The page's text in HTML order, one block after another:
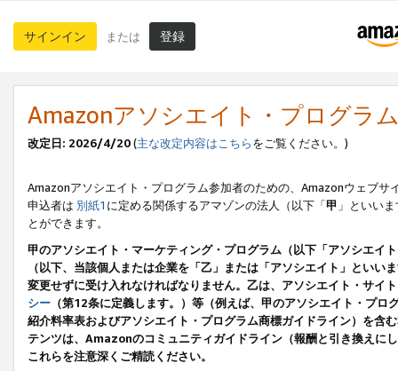
サインイン または 登録
Amazonアソシエイト・プログラ
改定日: 2026/4/20(主な改定内容はこちらをご覧ください。)
Amazonアソシエイト・プログラム参加者のための、Amazonウェブサ
申込者は 別紙1 に定める関係するアマゾンの法人（以下「甲 」といい
とができます。
甲のアソシエイト・マーケティング・プログラム（以下「アソシエイ
（以下、当該個人または企業を「乙」または「アソシエイト」とい
変更せずに受け入れなければなりません。乙は、アソシエイト・サイ
シー （第12条に定義します。）等（例えば、甲のアソシエイト・プ
紹介料率表およびアソシエイト・プログラム商標ガイドライン）を
テンツは、Amazonのコミュニティガイドライン（報酬と引き換えに
これらを注意深くご精読ください。